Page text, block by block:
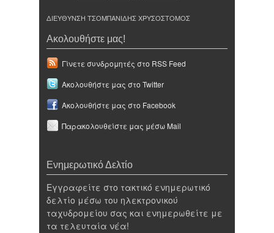
ΔΙΕΥΘΥΝΣΗ ΤΣΟΜΠΑΝΙΔΗΣ ΧΡΥΣΟΣΤΟΜΟΣ
Ακολουθήστε μας!
Γίνετε συνδρομητές στο RSS Feed
Ακολουθήστε μας στο Twitter
Ακολουθήστε μας στο Facebook
Παρακολουθείστε μας μέσω Mail
Ενημερωτικό Δελτίο
Εγγραφείτε στο τακτικό ενημερωτικό
δελτίο μέσω του ηλεκτρονικού
ταχυδρομείου σας και ενημερωθείτε με
τα τελευταία νέα!